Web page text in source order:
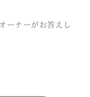
ーナーがお答えし